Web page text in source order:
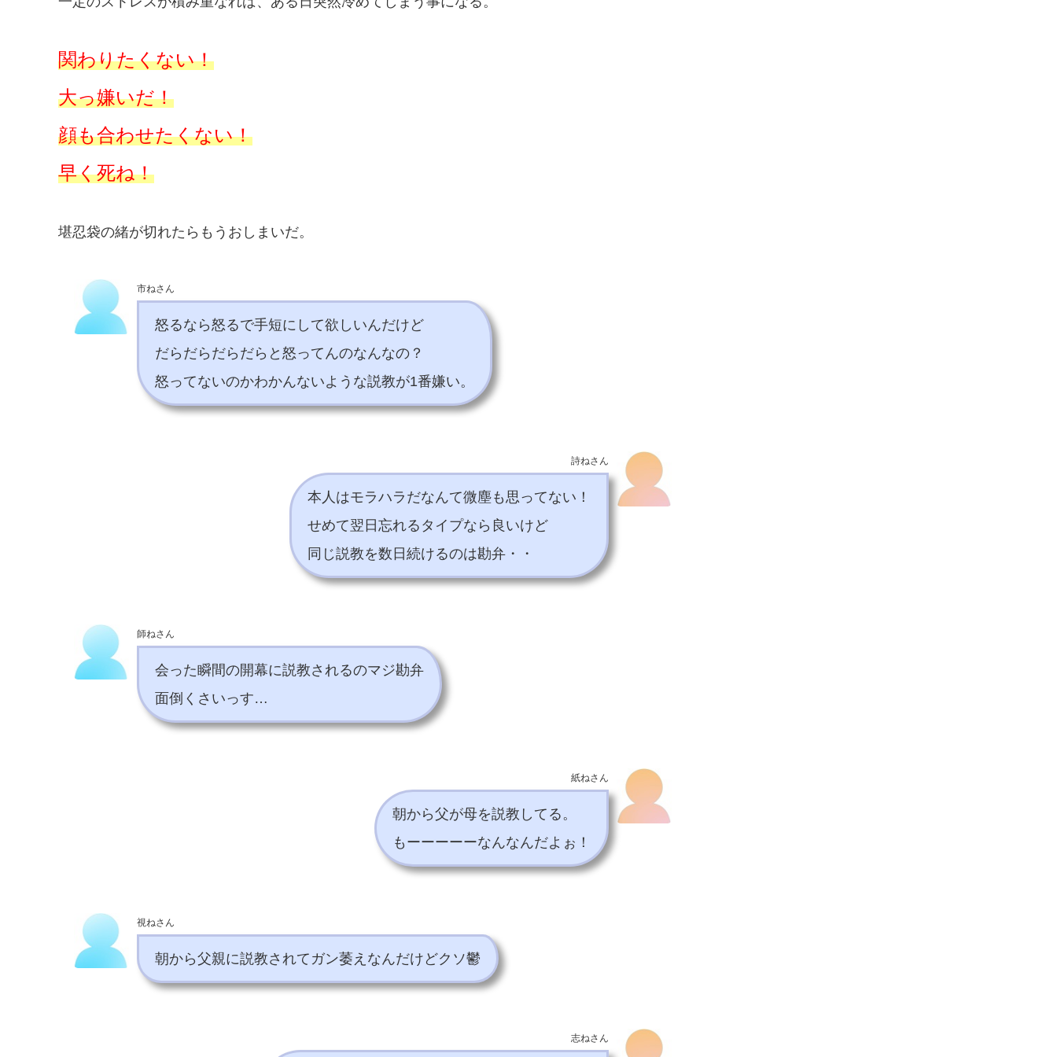
関わりたくない！
大っ嫌いだ！
顔も合わせたくない！
早く死ね！
堪忍袋の緒が切れたらもうおしまいだ。
市ねさん
怒るなら怒るで手短にして欲しいんだけど
だらだらだらだらと怒ってんのなんなの？
怒ってないのかわかんないような説教が1番嫌い。
詩ねさん
本人はモラハラだなんて微塵も思ってない！
せめて翌日忘れるタイプなら良いけど
同じ説教を数日続けるのは勘弁・・
師ねさん
会った瞬間の開幕に説教されるのマジ勘弁
面倒くさいっす…
紙ねさん
朝から父が母を説教してる。
もーーーーーなんなんだよぉ！
視ねさん
朝から父親に説教されてガン萎えなんだけどクソ鬱
志ねさん